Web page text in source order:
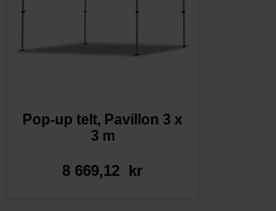
Pop-up telt, Pavillon 3 x
3 m
8 669,12 kr